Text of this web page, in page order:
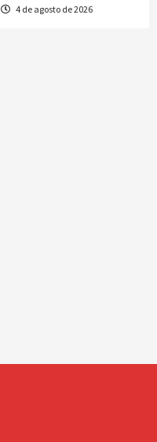
4 de agosto de 2026